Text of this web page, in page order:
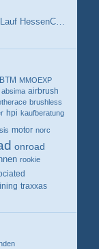
HessenCup OR8 /
BTM MMOEXP
absima airbrush
brushless
hpi kaufberatung
motor norc
onroad
rookie
traxxas